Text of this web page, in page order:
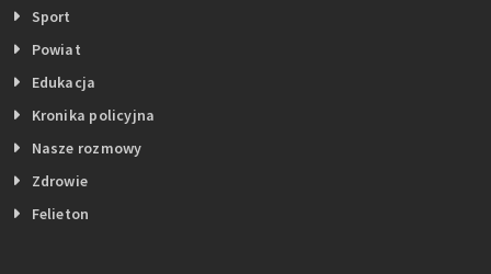
Sport
Powiat
Edukacja
Kronika policyjna
Nasze rozmowy
Zdrowie
Felieton